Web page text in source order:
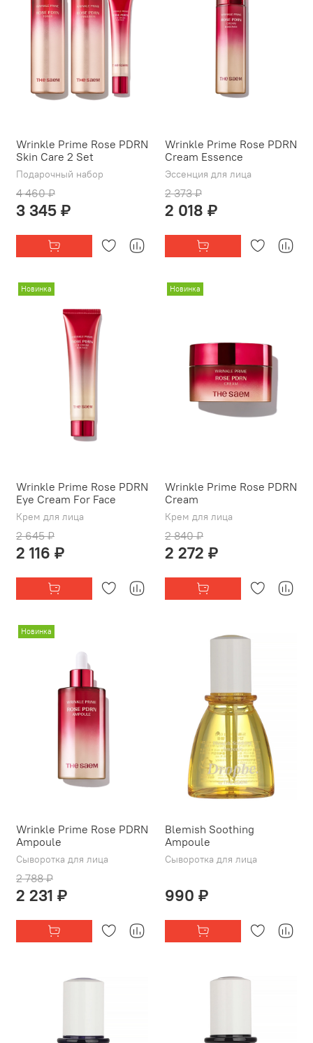
Wrinkle Prime Rose PDRN
Skin Care 2 Set
Подарочный набор
4 460 ₽
3 345 ₽
Wrinkle Prime Rose PDRN
Cream Essence
Эссенция для лица
2 373 ₽
2 018 ₽
Новинка
Wrinkle Prime Rose PDRN
Eye Cream For Face
Крем для лица
2 645 ₽
2 116 ₽
Новинка
Wrinkle Prime Rose PDRN
Cream
Крем для лица
2 840 ₽
2 272 ₽
Новинка
Wrinkle Prime Rose PDRN
Ampoule
Сыворотка для лица
2 788 ₽
2 231 ₽
Blemish Soothing
Ampoule
Сыворотка для лица
990 ₽